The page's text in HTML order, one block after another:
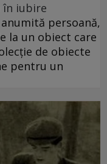
în iubire
persoană,
la un obiect care
de obiecte
pentru un